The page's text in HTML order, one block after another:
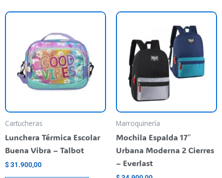
Cartucheras
Lunchera Térmica Escolar
Buena Vibra – Talbot
$31.900,00
Marroquinería
Mochila Espalda 17″
Urbana Moderna 2 Cierres
– Everlast
se